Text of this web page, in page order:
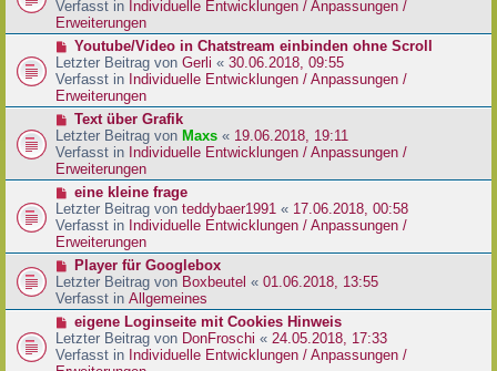
g
i
t
a
g
u
e
r
B
e
i
t
a
g
Verfasst in Individuelle Entwicklungen / Anpassungen /
Erweiterungen
N
e
u
e
r
B
e
i
t
a
g
Youtube/Video in Chatstream einbinden ohne Scroll
Letzter Beitrag von Gerli « 30.06.2018, 09:55
Verfasst in Individuelle Entwicklungen / Anpassungen /
Erweiterungen
N
e
u
e
r
B
e
i
t
a
g
Text über Grafik
Letzter Beitrag von Maxs « 19.06.2018, 19:11
Verfasst in Individuelle Entwicklungen / Anpassungen /
Erweiterungen
N
e
u
e
r
B
e
i
r
a
eine kleine frage
Letzter Beitrag von teddybaer1991 « 17.06.2018, 00:58
Verfasst in Individuelle Entwicklungen / Anpassungen /
Erweiterungen
N
e
u
e
r
B
e
Player für Googlebox
Letzter Beitrag von Boxbeutel « 01.06.2018, 13:55
Verfasst in Allgemeines
N
e
u
eigene Loginseite mit Cookies Hinweis
Letzter Beitrag von DonFroschi « 24.05.2018, 17:33
Verfasst in Individuelle Entwicklungen / Anpassungen /